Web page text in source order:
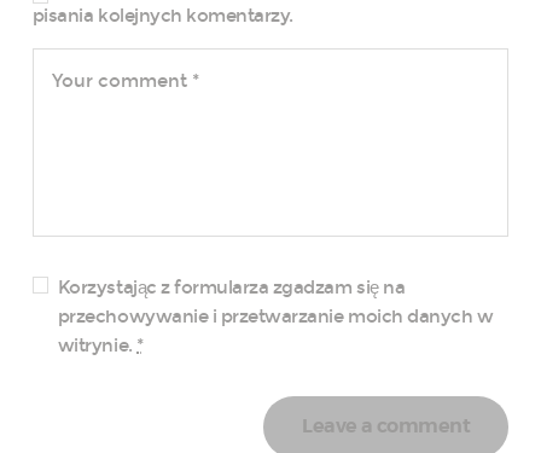
pisania kolejnych komentarzy.
Korzystając z formularza zgadzam się na
przechowywanie i przetwarzanie moich danych w
witrynie. *